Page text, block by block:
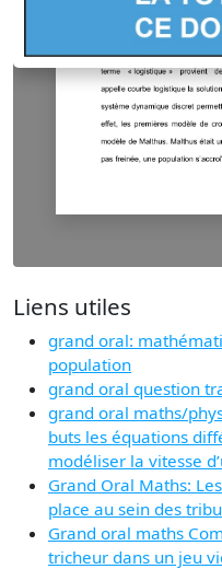
Liens utiles
grand oral:
population
grand oral question
grand oral maths/
buts les équations
modéliser la vitesse
Grand Oral Maths:
place au sein des
Grand oral maths
tricheur dans un jeu